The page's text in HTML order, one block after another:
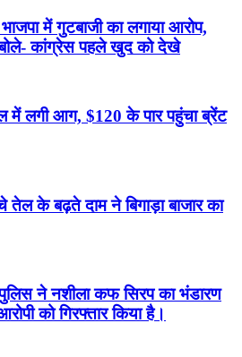
में गुटबाजी का लगाया आरोप,
कांग्रेस पहले खुद को देखे
लगी आग, $120 के पार पहुंचा ब्रेंट
के बढ़ते दाम ने बिगाड़ा बाजार का
ने नशीला कफ सिरप का भंडारण
को गिरफ्तार किया है।